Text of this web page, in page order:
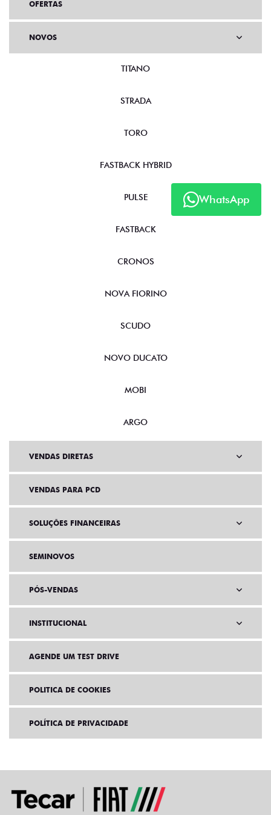
WhatsApp
OFERTAS
NOVOS
FASTBACK HYBRID
ARGO
VENDAS DIRETAS
VENDAS PARA PCD
SOLUÇÕES FINANCEIRAS
SEMINOVOS
PÓS-VENDAS
INSTITUCIONAL
AGENDE UM TEST DRIVE
POLITICA DE COOKIES
POLÍTICA DE PRIVACIDADE